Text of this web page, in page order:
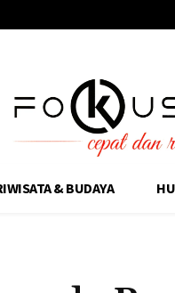
& BUDAYA